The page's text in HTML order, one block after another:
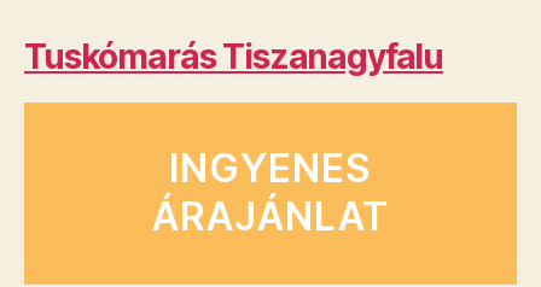
Tuskómarás Tiszanagyfalu
INGYENES
ÁRAJÁNLAT